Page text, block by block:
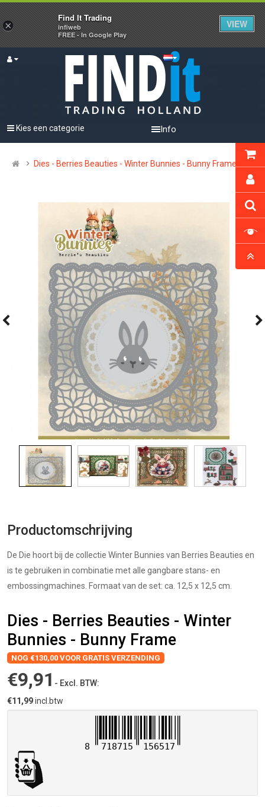
Info
Kies een categorie
Dies - Berries Beauties - Winter Bunnies - Bunny Frame
Productomschrijving
De Die hoort bij de collectie Winter Bunnies van Berries Beauties en
is te gebruiken in combinatie met alle gangbare stans- en
embossingmachines. Formaat van de set: ca. 12,5 x 12,5 cm.
Dies - Berries Beauties - Winter
Bunnies - Bunny Frame
NOG €130,00 VOOR GRATIS VERZENDING
€9,91 - Excl. BTW:
€11,99incl.btw
8 718715 156517
×
Find It Trading
infiweb
FREE - In Google Play
VIEW